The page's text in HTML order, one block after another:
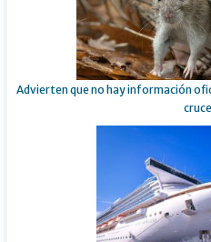
Advierten que no hay información